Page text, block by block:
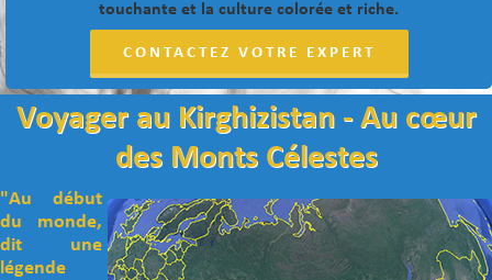
touchante et la culture colorée et riche.
CONTACTEZ VOTRE EXPERT
Voyager au Kirghizistan - Au cœur
des Monts Célestes
"Au début
du monde,
dit une
légende